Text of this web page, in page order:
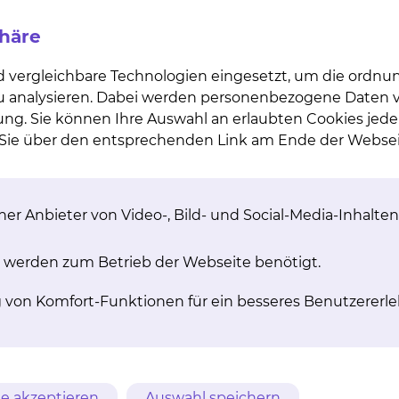
aber die wichtigen Warnzeichen wie Lähmungen,
nicht übersehen.
Operation geeignet?
Nervenwurzeln, Rückenmark oder
die korrekte Bandscheibenetage bestimmt.
Mikroskops wird der Nerv von dem
schnell wieder erholen und die Schmerzen bilden
vergleichbare Technologien eingesetzt, um die
Dabei werden personenbezogene Daten
Sie können Ihre Auswahl an erlaubten Cookies
über den entsprechenden Link am Ende der
Anbieter von Video-, Bild- und Social-Media-
werden zum Betrieb der Webseite benötigt.
Komfort-Funktionen für ein besseres